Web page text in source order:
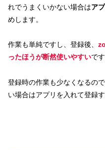
れでうまくいかない場合はア
めします。
作業も単純ですし、登録後、
ったほうが断然使いやすいです
登録時の作業も少なくなるの
い場合はアプリを入れて登録